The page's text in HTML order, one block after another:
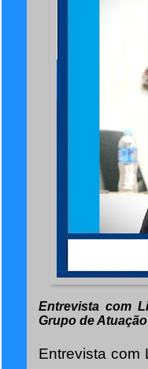
Entrevista com
Grupo de
Entrevista com